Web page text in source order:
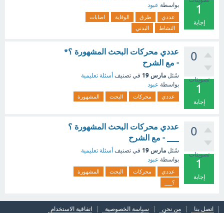
1
إجابة
بواسطة عبود
عددي طرق الوقاية
اصابات
النشاط
البدني
0
تصويتات
1
إجابة
عددي محركات البحث المشهورة ؟*
- مع الشرح
سُئل مارس 19 في تصنيف أسئلة تعليمية
بواسطة عبود
عددي محركات البحث المشهورة
0
تصويتات
1
إجابة
عددي محركات البحث المشهورة ؟
___ - مع الشرح
سُئل مارس 19 في تصنيف أسئلة تعليمية
بواسطة عبود
عددي محركات البحث
المشهورة
؟___
اتصل بنا من نحن سياسة الخصوصية
اتفاقية الاستخدام